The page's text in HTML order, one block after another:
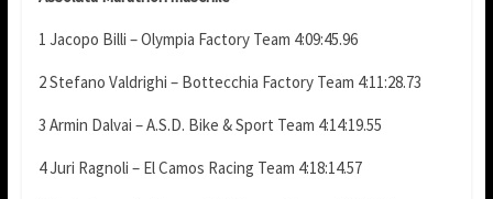
1 Jacopo Billi – Olympia Factory Team 4:09:45.96
2 Stefano Valdrighi – Bottecchia Factory Team 4:11:28.73
3 Armin Dalvai – A.S.D. Bike & Sport Team 4:14:19.55
4 Juri Ragnoli – El Camos Racing Team 4:18:14.57